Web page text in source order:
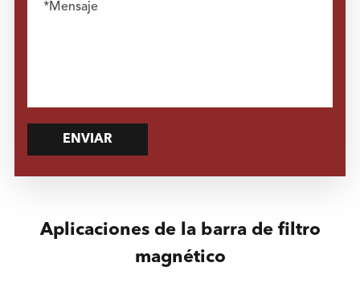
ENVIAR
Aplicaciones de la barra de filtro
magnético